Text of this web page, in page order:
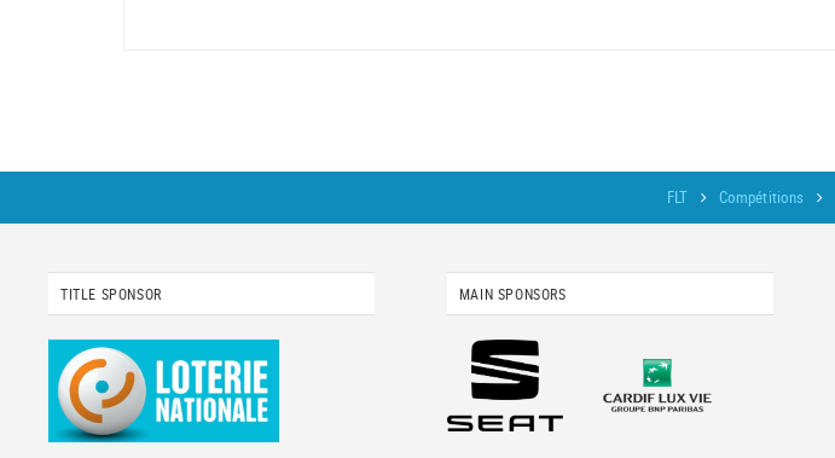
FLT Compétitions
TITLE SPONSOR MAIN SPONSORS